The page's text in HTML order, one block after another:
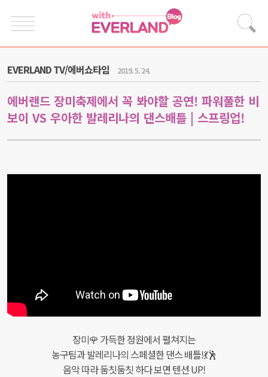
EVERLAND TV/에버쇼타임 2019. 5. 24.
에버랜드 장미축제에서 꼭 봐야할 공연! 파워풀한 비
보이 VS 우아한 발레리나의 댄스배틀 | 스프링업!
장미🌹 가득한 정원에서 펼쳐지는
농구팀과 발레리나의 스페셜한 댄스 배틀!💃🕺
음악 따라 둠칫둠칫 하다 보면 텐션 UP!